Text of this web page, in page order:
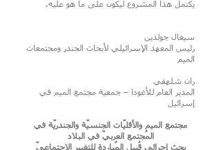
يكتمل هذا المشروع ليكون على ما هُو عليه.
سيغال جولدين
رئيس المعهد الإسرائيلي لأبحاث الجندر ومجتمعات
الميم
ران شلهفي
المدير العام للأغودا – جمعية مجتمع الميم في
إسرائيل
مجتمع الميم والأقليّات الجنسيّة والجندريّة في
المُجتمع العربيّ في البلاد
بحث إجرائي قُبيل المُباردة للتغيير الاجتماعيّ